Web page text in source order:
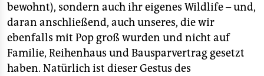
bewohnt), sondern auch ihr eigenes Wildlife – und,
daran anschließend, auch unseres, die wir
ebenfalls mit Pop groß wurden und nicht auf
Familie, Reihenhaus und Bausparvertrag gesetzt
haben. Natürlich ist dieser Gestus des